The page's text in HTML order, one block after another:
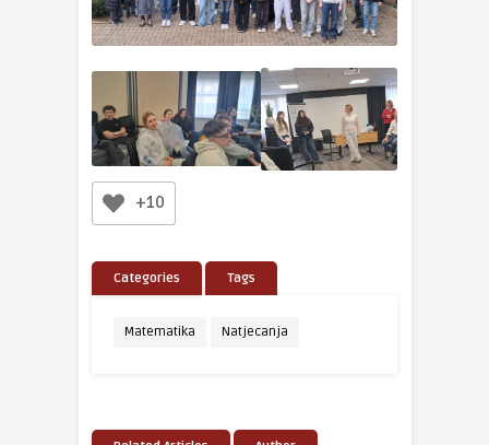
+10
Categories Tags
Matematika Natjecanja